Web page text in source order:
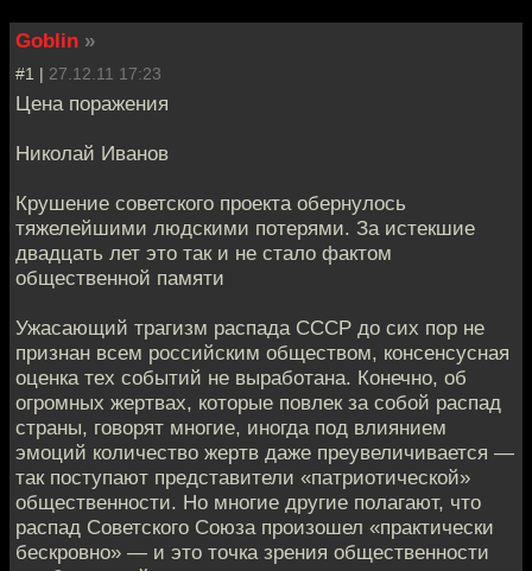
Goblin »
#1 | 27.12.11 17:23
Цена поражения
Николай Иванов
Крушение советского проекта обернулось
тяжелейшими людскими потерями. За истекшие
двадцать лет это так и не стало фактом
общественной памяти
Ужасающий трагизм распада СССР до сих пор не
признан всем российским обществом, консенсусная
оценка тех событий не выработана. Конечно, об
огромных жертвах, которые повлек за собой распад
страны, говорят многие, иногда под влиянием
эмоций количество жертв даже преувеличивается —
так поступают представители «патриотической»
общественности. Но многие другие полагают, что
распад Советского Союза произошел «практически
бескровно» — и это точка зрения общественности